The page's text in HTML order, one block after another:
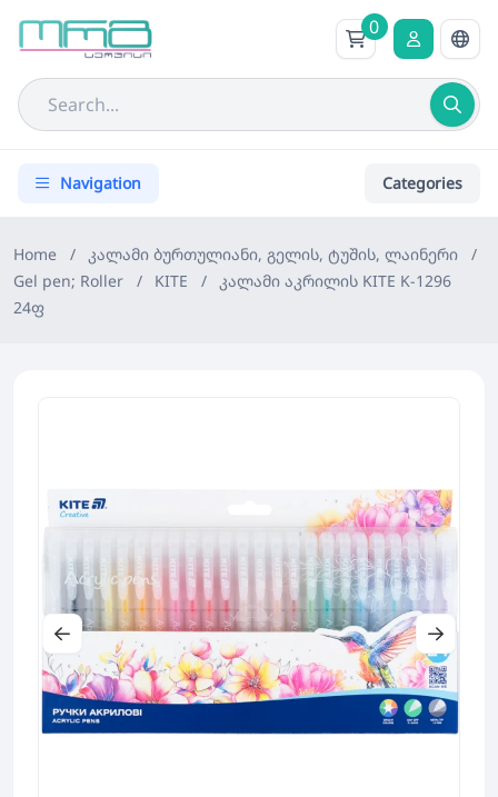
0
Navigation Categories
Home / კალამი ბურთულიანი, გელის, ტუშის, ლაინერი
/
Gel pen; Roller
/ KITE /
კალამი აკრილის KITE K-1296
24ფ